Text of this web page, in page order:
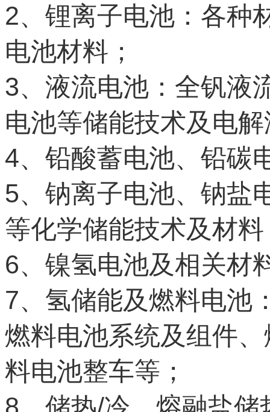
2、锂离子电池：各种
电池材料；
3、液流电池：全钒液
电池等储能技术及电
4、铅酸蓄电池、铅碳
5、钠离子电池、钠盐
等化学储能技术及材料
6、镍氢电池及相关材
7、氢储能及燃料电池
燃料电池系统及组件
料电池整车等；